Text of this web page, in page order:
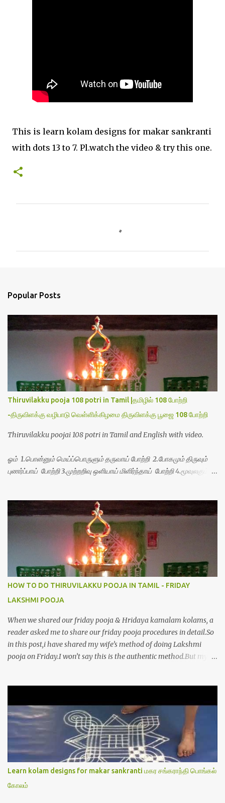
This is learn kolam designs for makar sankranti
with dots 13 to 7. Pl.watch the video & try this one.
s
Popular Posts
Thiruvilakku pooja 108 potri in Tamil |தமிழில் 108 போற்றி
-திருவிளக்கு வழிபாடு வெள்ளிக்கிழமை திருவிளக்கு பூஜை 108 போற்றி
Thiruvilakku poojai 108 potri in Tamil and English with video.
ஓம் 1.பொன்னும் மெய்ப்பொருளும் தருவாய் போற்றி 2.போகமும் திருவும்
புணர்ப்பாய் போற்றி 3.முற்றறிவு ஒளியாய் மிளிர்ந்தாய் போற்றி 4.மூவுலகும்
8.பிறர்வயமாகா பெரியோய் போற்றி 9.பேரின்பப் பெருக்காய் பொலிந்தாய்
போற்றி 10.பேரருட்கடலாம் பேரரு...
HOW TO DO THIRUVILAKKU POOJA IN TAMIL - FRIDAY
LAKSHMI POOJA
When we shared our friday pooja & Hridaya kamalam kolams, a
reader asked me to share our friday pooja procedures in detail.So
in this post,i have shared my wife’s method of doing Lakshmi
pooja on Friday.I won’t say this is the authentic method.But my
Lakshmi poojai with Thiruvilakku poojai
kolam,Hridayakamalam kolam and thiruvilakku pooja
stotram/slokas along with 108 potri in tamil. i.e Archanai slokam
in Tamil.I have tried my best to explain the pooja procedures.Hope
u will find it helpful.I have attached all the sloka pictures from our
book “ Jayamangala sthothram”. I have also typed the Shodasha
upachara pooja sthothram in Tamil & English. If u want to use
this pictures in your website,please ask our permission.Thanks for
Learn kolam designs for makar sankranti மகர சங்கராந்தி பொங்கல்
கோலம்